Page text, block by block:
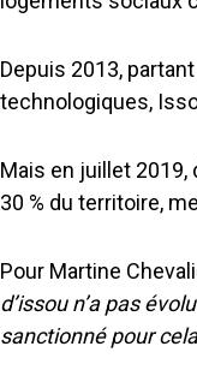
Depuis 2013,
technologiques,
Mais en juillet
30 % du territoire,
Pour Martine
d’issou n’a pas
sanctionné pour